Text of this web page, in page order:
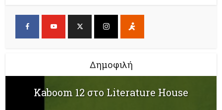
Δημοφιλή
Kaboom 12 στο Literature House